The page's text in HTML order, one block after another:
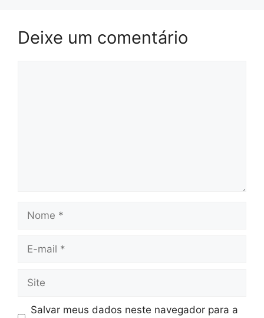
Deixe um comentário
Nome
Site
Salvar meus dados neste navegador para a